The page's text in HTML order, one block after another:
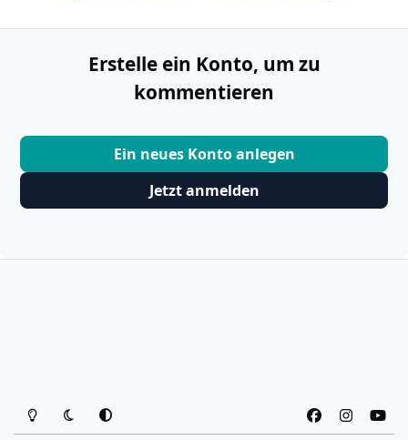
Erstelle ein Konto, um zu
kommentieren
Ein neues Konto anlegen
Jetzt anmelden
Heller ModusDunkler Modus
Systemeinstellung
a
n
o